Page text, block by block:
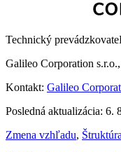
Technický
Galileo Corporation
Kontakt: Galileo
Posledná aktualizácia: 6.
Zmena vzhľadu,